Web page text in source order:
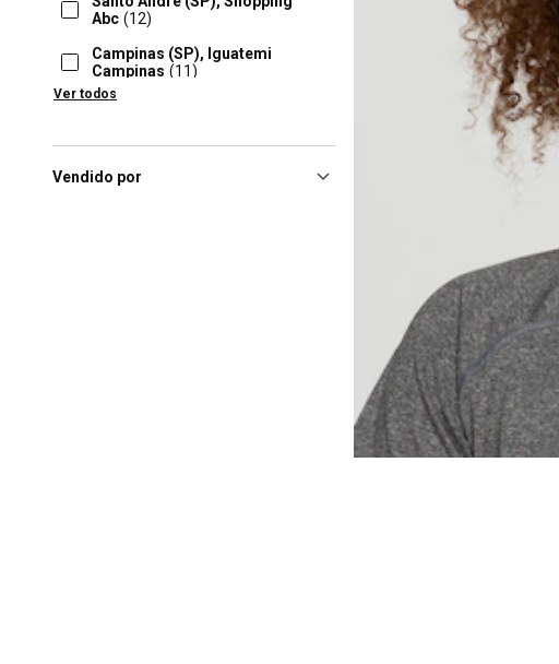
Abc (12)
Campinas (SP), Iguatemi
Campinas (11)
Canoas (RS), Park
Caruaru
Ver todos
Vendido por